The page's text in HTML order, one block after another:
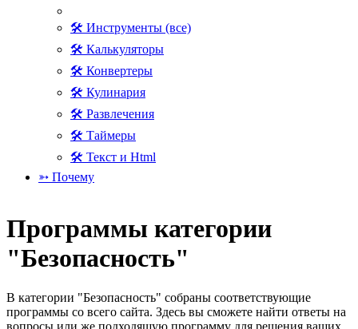
🛠 Инструменты (все)
🛠 Калькуляторы
🛠 Конвертеры
🛠 Кулинария
🛠 Развлечения
🛠 Таймеры
🛠 Текст и Html
➳ Почему
Программы категории
"Безопасность"
В категории "Безопасность" собраны соответствующие
программы со всего сайта. Здесь вы сможете найти ответы на
вопросы или же подходящую программу для решения ваших